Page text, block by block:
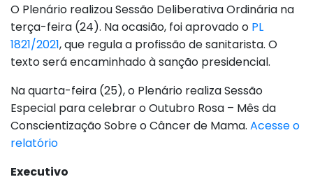
O Plenário realizou Sessão Deliberativa Ordinária na
terça-feira (24). Na ocasião, foi aprovado o PL
1821/2021, que regula a profissão de sanitarista. O
texto será encaminhado à sanção presidencial.
Na quarta-feira (25), o Plenário realiza Sessão
Especial para celebrar o Outubro Rosa – Mês da
Conscientização Sobre o Câncer de Mama. Acesse o
relatório
Executivo